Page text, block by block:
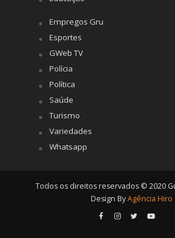
Empregos Gru
Esportes
GWeb TV
Polícia
Política
Saúde
Turismo
Variedades
Whatsapp
Todos os direitos reservados © 2020
Design ByAgência Hiro